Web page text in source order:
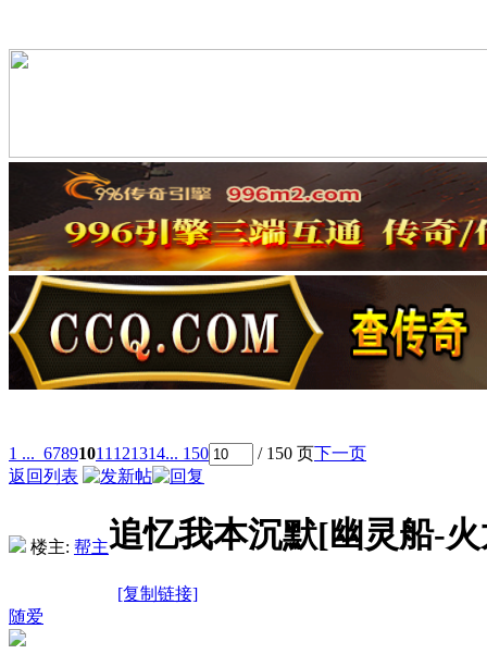
1 ... 67891011 121314... 150 / 150 页下一页
返回列表
楼主: 帮主追忆我本沉默[幽灵船-
[复制链接]
随爱